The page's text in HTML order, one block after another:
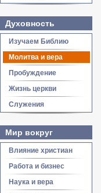
Духовность
Изучаем Библию
Молитва и вера
Пробуждение
Жизнь церкви
Служения
Мир вокруг
Влияние христиан
Работа и бизнес
Наука и вера